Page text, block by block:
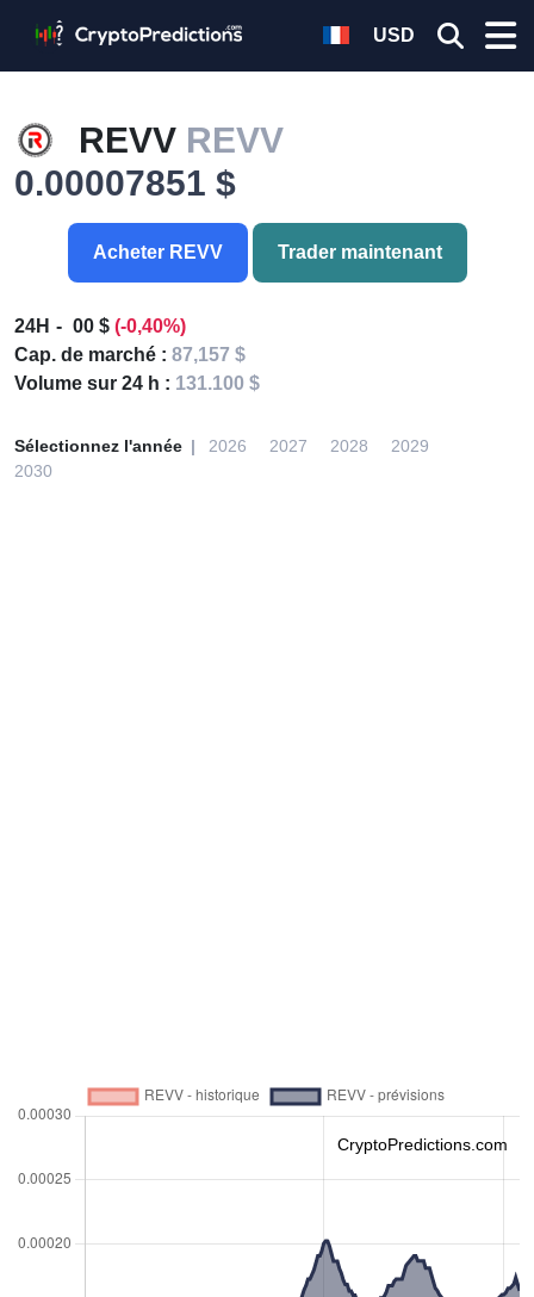
USD
REVV REVV
0.00007851 $
Acheter REVV Trader maintenant
24H 00 $ (-0,40%)
Cap. de marché : 87,157 $
Volume sur 24 h : 131.100 $
Sélectionnez l'année 2026 2027 2028
2029
2030
CryptoPredictions.com